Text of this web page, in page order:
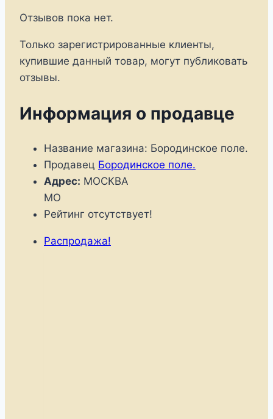
космос.
Отзывов пока нет.
Только зарегистрированные клиенты,
купившие данный товар, могут публиковать
отзывы.
Информация о продавце
Название магазина: Бородинское поле.
Продавец Бородинское поле.
Адрес: МОСКВА
MO
Рейтинг отсутствует!
Распродажа!